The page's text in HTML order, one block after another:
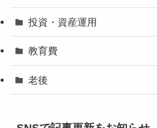
投資・資産運用
教育費
老後